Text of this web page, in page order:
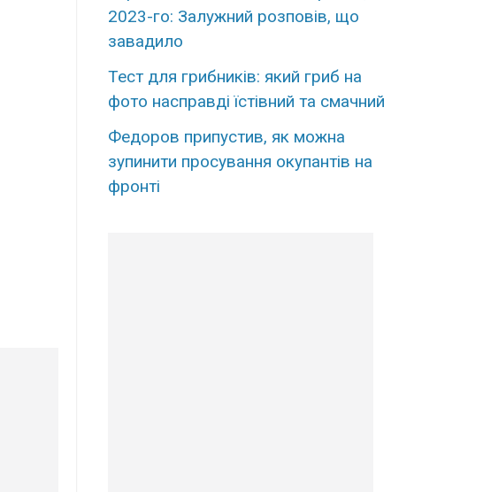
2023-го: Залужний розповів, що
завадило
Тест для грибників: який гриб на
фото насправді їстівний та смачний
Федоров припустив, як можна
зупинити просування окупантів на
фронті